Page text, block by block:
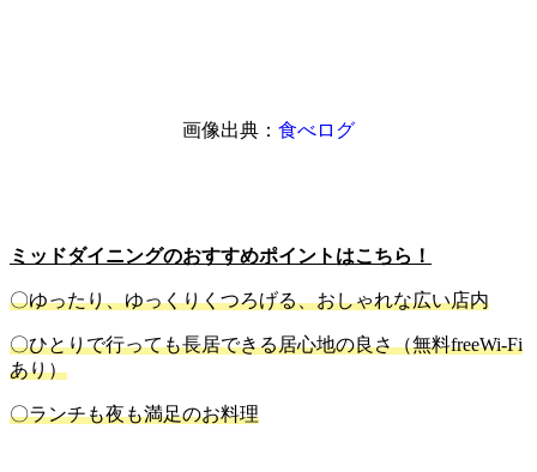
画像出典： 食べログ
ミッドダイニングのおすすめポイントはこちら！
〇ゆったり、ゆっくりくつろげる、おしゃれな広い店内
〇ひとりで行っても長居できる居心地の良さ（無料freeWi-Fi
あり）
〇ランチも夜も満足のお料理